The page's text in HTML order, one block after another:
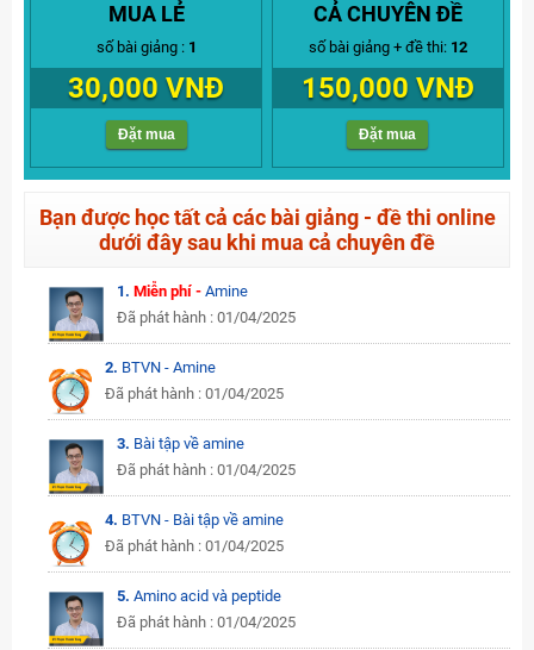
MUA LẺ
số bài giảng : 1
30,000 VNĐ
Đặt mua
CẢ CHUYÊN ĐỀ
số bài giảng + đề thi: 12
150,000 VNĐ
Đặt mua
Bạn được học tất cả các bài giảng - đề thi online
dưới đây sau khi mua cả chuyên đề
1. Miễn phí - Amine
Đã phát hành : 01/04/2025
2. BTVN - Amine
Đã phát hành : 01/04/2025
3. Bài tập về amine
Đã phát hành : 01/04/2025
4. BTVN - Bài tập về amine
Đã phát hành : 01/04/2025
5. Amino acid và peptide
Đã phát hành : 01/04/2025